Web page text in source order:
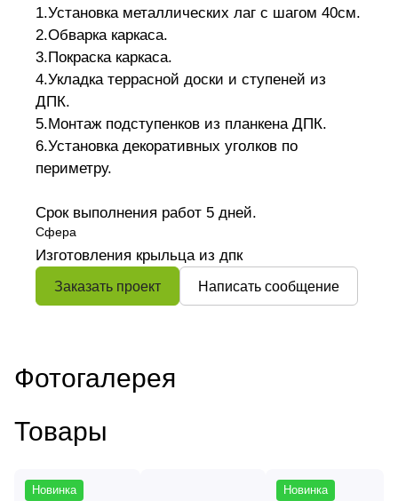
1.Установка металлических лаг с шагом 40см.
2.Обварка каркаса.
3.Покраска каркаса.
4.Укладка террасной доски и ступеней из
ДПК.
5.Монтаж подступенков из планкена ДПК.
6.Установка декоративных уголков по
периметру.
Срок выполнения работ 5 дней.
Сфера
Изготовления крыльца из дпк
Заказать проект Написать сообщение
Фотогалерея
Товары
Новинка Новинка